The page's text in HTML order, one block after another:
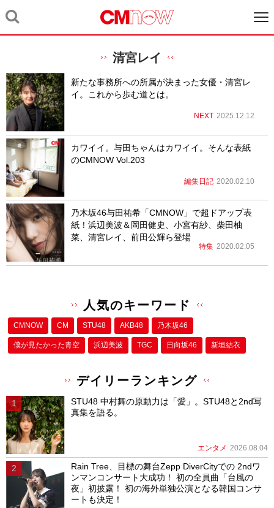
清宮レイ
新たな事務所への所属が決まった女優・清宮レ
イ。これから歩む道とは。
NEXT 2025.12.12
カワイイ。与田ちゃんはカワイイ。そんな表紙
のCMNOW Vol.203
編集日記 2020.02.10
乃木坂46与田祐希「CMNOW」で超ドアップ表
紙！浜辺美波＆岡田健史、小宮有紗、柴田柚
菜、清宮レイ、前田公輝ら登場
特集 2020.02.05
人気のキーワード
CMNOW CM STU48 AKB48 乃木坂46
僕が⾒たかった⻘空 浜辺美波 TGC 日向坂46 新垣結衣
デイリーランキング
STU48 中村舞の原動力は「愛」。STU48と2nd写
真集を語る。
エンタメ 2026.08.04
Rain Tree、目標の舞台Zepp DiverCityでの 2ndワ
ンマンコンサート大成功！ 初の全員曲「台風の
夜」初披露！ 初の海外単独公演となる韓国コンサ
ートも決定！